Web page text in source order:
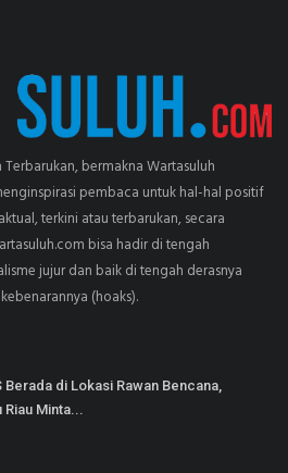
bermakna Wartasuluh
pembaca untuk hal-hal positif
terkini atau terbarukan, secara
bisa hadir di tengah
jujur dan baik di tengah derasnya
(hoaks).
Berada di Lokasi Rawan Bencana,
Riau Minta...